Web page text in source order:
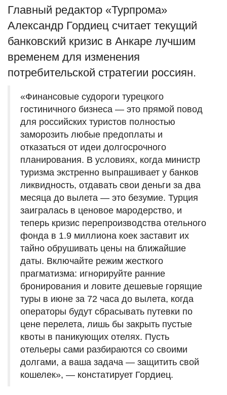
Главный редактор «Турпрома»
Александр Гордиец считает текущий
банковский кризис в Анкаре лучшим
временем для изменения
потребительской стратегии россиян.
«Финансовые судороги турецкого
гостиничного бизнеса — это прямой повод
для российских туристов полностью
заморозить любые предоплаты и
отказаться от идеи долгосрочного
планирования. В условиях, когда министр
туризма экстренно выпрашивает у банков
ликвидность, отдавать свои деньги за два
месяца до вылета — это безумие. Турция
заигралась в ценовое мародерство, и
теперь кризис перепроизводства отельного
фонда в 1.9 миллиона коек заставит их
тайно обрушивать цены на ближайшие
даты. Включайте режим жесткого
прагматизма: игнорируйте ранние
бронирования и ловите дешевые горящие
туры в июне за 72 часа до вылета, когда
операторы будут сбрасывать путевки по
цене перелета, лишь бы закрыть пустые
квоты в паникующих отелях. Пусть
отельеры сами разбираются со своими
долгами, а ваша задача — защитить свой
кошелек», — констатирует Гордиец.